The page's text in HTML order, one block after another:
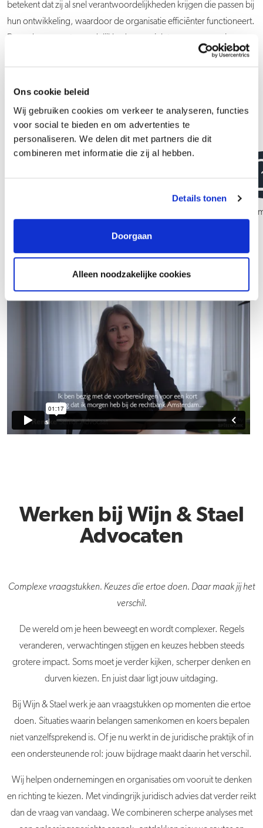
Ons cookie beleid
Wij gebruiken cookies om verkeer te analyseren, functies
voor social te bieden en om advertenties te
personaliseren. We delen dit met partners die dit
combineren met informatie die zij al hebben.
Details tonen
Doorgaan
Alleen noodzakelijke cookies
betekent dat zij al snel verantwoordelijkheden krijgen die passen bij
hun ontwikkeling, waardoor de organisatie efficiënter functioneert.
medewerkers niet alleen in ervaring maar ook in zelfvertrouwen.
verdere educatie, zoals opleidingen, seminars, cursussen en
Werken bij Wijn & Stael
Advocaten
Complexe vraagstukken. Keuzes die ertoe doen. Daar maak jij het
verschil.
De wereld om je heen beweegt en wordt complexer. Regels
veranderen, verwachtingen stijgen en keuzes hebben steeds
grotere impact. Soms moet je verder kijken, scherper denken en
durven kiezen. En juist daar ligt jouw uitdaging.
Bij Wijn & Stael werk je aan vraagstukken op momenten die ertoe
doen. Situaties waarin belangen samenkomen en koers bepalen
niet vanzelfsprekend is. Of je nu werkt in de juridische praktijk of in
een ondersteunende rol: jouw bijdrage maakt daarin het verschil.
Wij helpen ondernemingen en organisaties om vooruit te denken
en richting te kiezen. Met vindingrijk juridisch advies dat verder reikt
dan de vraag van vandaag. We combineren scherpe analyses met